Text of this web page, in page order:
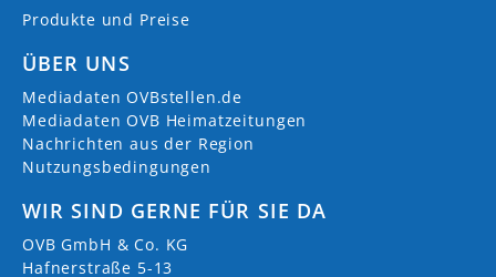
Produkte und Preise
ÜBER UNS
Mediadaten OVBstellen.de
Mediadaten OVB Heimatzeitungen
Nachrichten aus der Region
Nutzungsbedingungen
WIR SIND GERNE FÜR SIE DA
OVB GmbH & Co. KG
Hafnerstraße 5-13